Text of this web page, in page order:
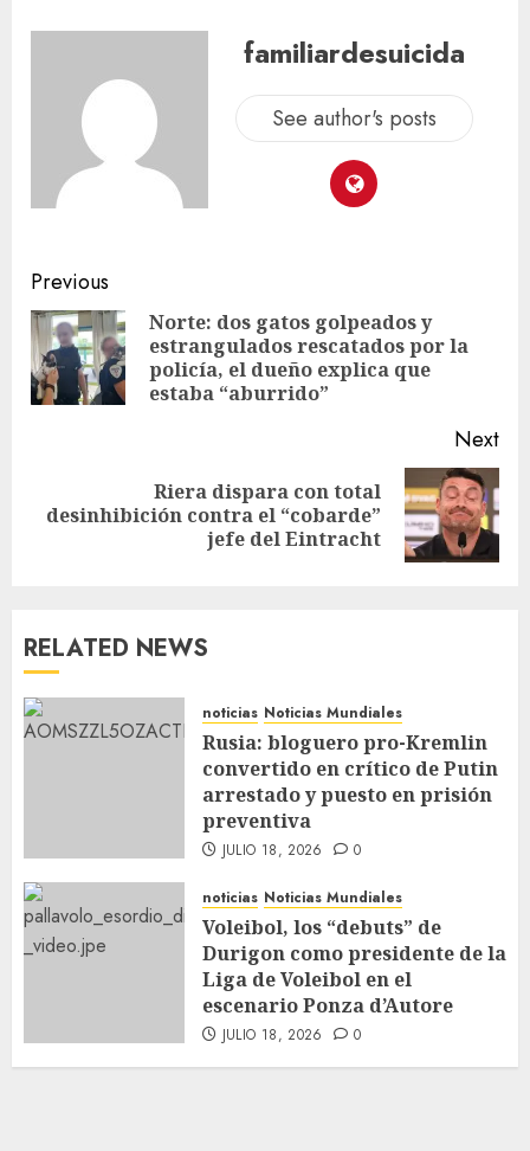
familiardesuicida
See author's posts
Previous
Norte: dos gatos golpeados y
estrangulados rescatados por la
policía, el dueño explica que
estaba “aburrido”
Next
Riera dispara con total
desinhibición contra el “cobarde”
jefe del Eintracht
RELATED NEWS
noticias Noticias Mundiales
Rusia: bloguero pro-Kremlin
convertido en crítico de Putin
arrestado y puesto en prisión
preventiva
JULIO 18, 2026 0
noticias Noticias Mundiales
Voleibol, los “debuts” de
Durigon como presidente de la
Liga de Voleibol en el
escenario Ponza d’Autore
JULIO 18, 2026 0